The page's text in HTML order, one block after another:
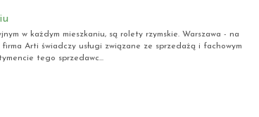
w każdym mieszkaniu, są rolety rzymskie. Warszawa - na
Arti świadczy usługi związane ze sprzedażą i fachowym
tego sprzedawc...